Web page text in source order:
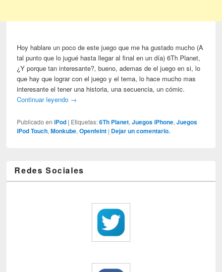
Hoy hablare un poco de este juego que me ha gustado mucho (A
tal punto que lo jugué hasta llegar al final en un día) 6Th Planet,
¿Y porque tan interesante?, bueno, ademas de el juego en si, lo
que hay que lograr con el juego y el tema, lo hace mucho mas
interesante el tener una historia, una secuencia, un cómic.
Continuar leyendo →
Publicado en iPod | Etiquetas: 6Th Planet,Juegos iPhone,Juegos
iPod Touch,Monkube,Openfeint | Dejar un comentario.
Redes Sociales